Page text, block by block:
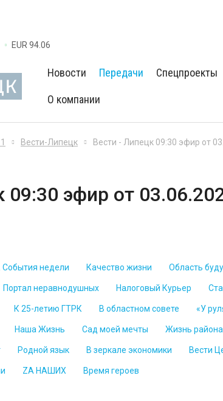
EUR 94.06
Новости Передачи Спецпроекты
О компании
Вести-Липецк Вести - Липецк 09:30 эфир от
09:30 эфир от
События недели Качество жизни Область
Портал неравнодушных Налоговый Курьер
К 25-летию ГТРК В областном совете «У
Наша Жизнь Сад моей мечты Жизнь района
Родной язык В зеркале экономики Вести
ZА НАШИХ Время героев